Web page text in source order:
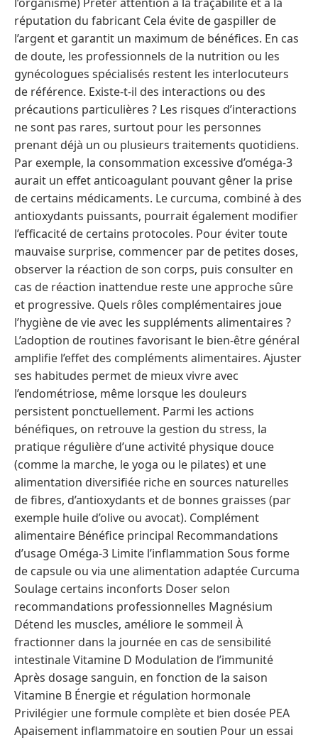
réputation du fabricant Cela évite de gaspiller de
l’argent et garantit un maximum de bénéfices. En cas
de doute, les professionnels de la nutrition ou les
gynécologues spécialisés restent les interlocuteurs
de référence. Existe-t-il des interactions ou des
précautions particulières ? Les risques d’interactions
ne sont pas rares, surtout pour les personnes
prenant déjà un ou plusieurs traitements quotidiens.
Par exemple, la consommation excessive d’oméga-3
aurait un effet anticoagulant pouvant gêner la prise
de certains médicaments. Le curcuma, combiné à des
antioxydants puissants, pourrait également modifier
l’efficacité de certains protocoles. Pour éviter toute
mauvaise surprise, commencer par de petites doses,
observer la réaction de son corps, puis consulter en
cas de réaction inattendue reste une approche sûre
et progressive. Quels rôles complémentaires joue
l’hygiène de vie avec les suppléments alimentaires ?
L’adoption de routines favorisant le bien-être général
amplifie l’effet des compléments alimentaires. Ajuster
ses habitudes permet de mieux vivre avec
l’endométriose, même lorsque les douleurs
persistent ponctuellement. Parmi les actions
bénéfiques, on retrouve la gestion du stress, la
pratique régulière d’une activité physique douce
(comme la marche, le yoga ou le pilates) et une
alimentation diversifiée riche en sources naturelles
de fibres, d’antioxydants et de bonnes graisses (par
exemple huile d’olive ou avocat). Complément
alimentaire Bénéfice principal Recommandations
d’usage Oméga-3 Limite l’inflammation Sous forme
de capsule ou via une alimentation adaptée Curcuma
Soulage certains inconforts Doser selon
recommandations professionnelles Magnésium
Détend les muscles, améliore le sommeil À
fractionner dans la journée en cas de sensibilité
intestinale Vitamine D Modulation de l’immunité
Après dosage sanguin, en fonction de la saison
Vitamine B Énergie et régulation hormonale
Privilégier une formule complète et bien dosée PEA
Apaisement inflammatoire en soutien Pour un essai